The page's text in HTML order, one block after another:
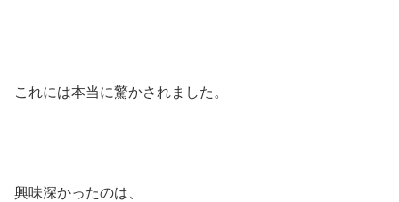
これには本当に驚かされました。
興味深かったのは、